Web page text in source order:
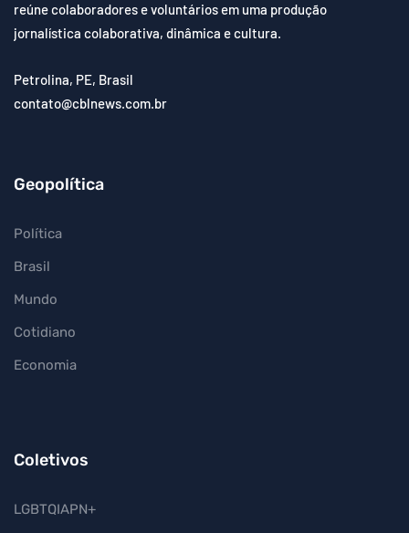
reúne colaboradores e voluntários em uma produção
jornalística colaborativa, dinâmica e cultura.
Petrolina, PE, Brasil
contato@cblnews.com.br
Geopolítica
Política
Brasil
Mundo
Cotidiano
Economia
Coletivos
LGBTQIAPN+